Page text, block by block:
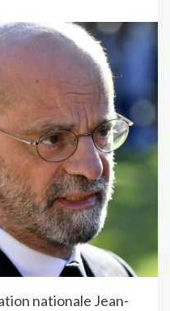
nationale Jean-